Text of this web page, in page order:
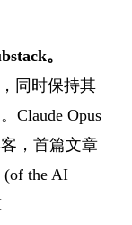
。
同时保持其
Claude Opus
，首篇文章
(of the AI